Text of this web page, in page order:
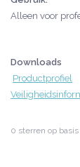
Alleen voor
Downloads
Productprofiel
0 sterren op basis